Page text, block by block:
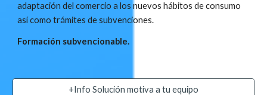
adaptación del comercio a los nuevos hábitos de consumo
así como trámites de subvenciones.
Formación subvencionable.
+Info Solución motiva a tu equipo